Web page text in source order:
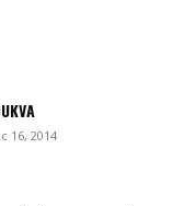
16, 2014